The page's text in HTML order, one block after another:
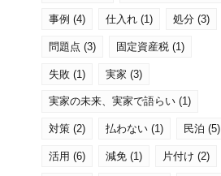
事例 (4) 仕入れ(1) 処分(3)
問題点 (3) 固定資産税(1)
失敗(1) 実家 (3)
実家の未来、実家で語らい(1)
対策(2) 払わない(1) 民泊 (5)
活用 (6) 減免(1) 片付け (2)